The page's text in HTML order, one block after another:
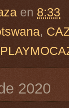
en 8:33
,
2020